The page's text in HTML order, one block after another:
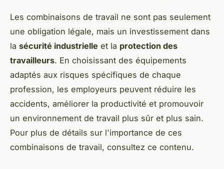
Les combinaisons de travail ne sont pas seulement
une obligation légale, mais un investissement dans
la sécurité industrielle et la protection des
travailleurs. En choisissant des équipements
adaptés aux risques spécifiques de chaque
profession, les employeurs peuvent réduire les
accidents, améliorer la productivité et promouvoir
un environnement de travail plus sûr et plus sain.
Pour plus de détails sur l'importance de ces
combinaisons de travail, consultez ce contenu.